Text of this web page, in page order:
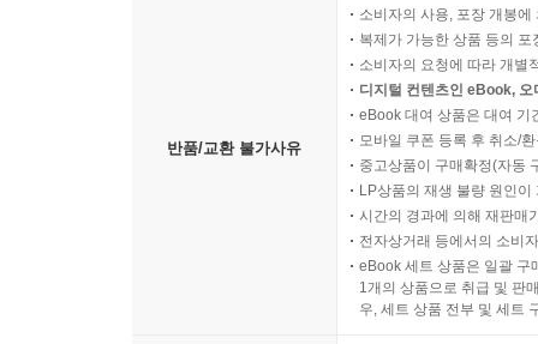
반품/교환 불가사유
소비자의 사용, 포장 개봉
복제가 가능한 상품 등의
소비자의 요청에 따라 개별
디지털 컨텐츠인 eBook,
eBook 대여 상품은 대여 기
모바일 쿠폰 등록 후 취소/
중고상품이 구매확정(자동
LP상품의 재생 불량 원인
시간의 경과에 의해 재판매
전자상거래 등에서의 소비
eBook 세트 상품은 일괄 구
1개의 상품으로 취급 및 판
우, 세트 상품 전부 및 세트